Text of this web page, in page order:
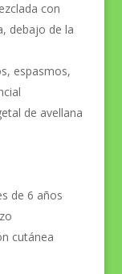
con
debajo de la
espasmos,
de avellana
de 6 años
cutánea